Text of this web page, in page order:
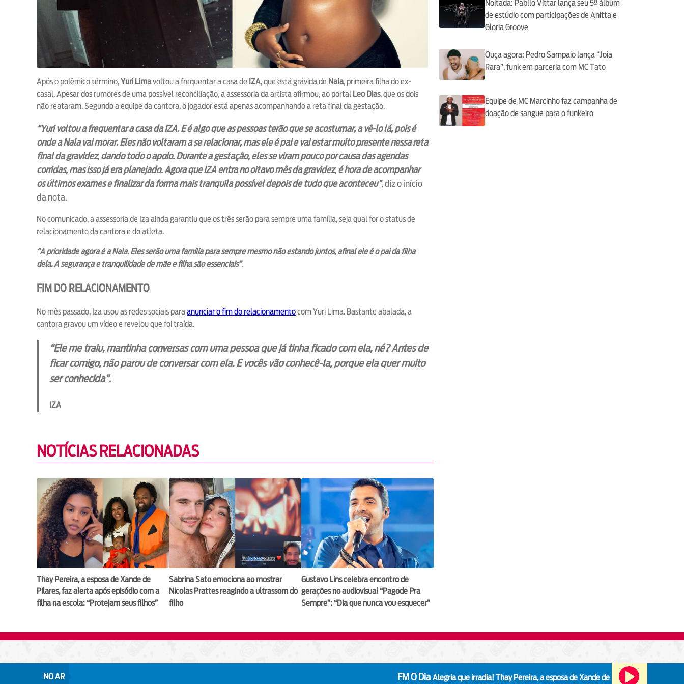
Após o polêmico término,Yuri Limavoltou a frequentar a casa de IZA, que está grávida de Nala, primeira filha do ex-
casal. Apesar dos rumores de uma possível reconciliação, a assessoria da artista afirmou, ao portal Leo Dias, que os dois
não reataram. Segundo a equipe da cantora, o jogador está apenas acompanhando a reta final da gestação.
“Yuri voltou a frequentar a casa da IZA. E é algo que as pessoas terão que se acostumar, a vê-lo lá, pois é
onde a Nala vai morar. Eles não voltaram a se relacionar, mas ele é pai e vai estar muito presente nessa reta
final da gravidez, dando todo o apoio. Durante a gestação, eles se viram pouco por causa das agendas
corridas, mas isso já era planejado. Agora que IZA entra no oitavo mês da gravidez, é hora de acompanhar
os últimos exames e finalizar da forma mais tranquila possível depois de tudo que aconteceu”, diz o início
da nota.
No comunicado, a assessoria de Iza ainda garantiu que os três serão para sempre uma família, seja qual for o status de
relacionamento da cantora e do atleta.
“A prioridade agora é a Nala. Eles serão uma família para sempre mesmo não estando juntos, afinal ele é o pai da filha
dela. A segurança e tranquilidade de mãe e filha são essenciais”.
FIM DO RELACIONAMENTO
No mês passado, Iza usou as redes sociais paraanunciar o fim do relacionamentocom Yuri Lima. Bastante abalada, a
cantora gravou um vídeo e revelou que foi traída.
“Ele me traiu, mantinha conversas com uma pessoa que já tinha ficado com ela, né? Antes de
ficar comigo, não parou de conversar com ela. E vocês vão conhecê-la, porque ela quer muito
ser conhecida”.
IZA
NOTÍCIAS RELACIONADAS
Thay Pereira, a esposa de Xande de
Pilares, faz alerta após episódio com a
filha na escola: “Protejam seus filhos”
Sabrina Sato emociona ao mostrar
Nicolas Prattes reagindo a ultrassom do
filho
Gustavo Lins celebra encontro de
gerações no audiovisual “Pagode Pra
Sempre”: “Dia que nunca vou esquecer”
Noitada: Pabllo Vittar lança seu 5º álbum
de estúdio com participações de Anitta e
Gloria Groove
Ouça agora: Pedro Sampaio lança “Joia
Rara”, funk em parceria com MC Tato
Equipe de MC Marcinho faz campanha de
doação de sangue para o funkeiro
NO AR Alegria que irradia!Thay Pereira, a esposa de Xande de Pilares, faz alerta após episódio